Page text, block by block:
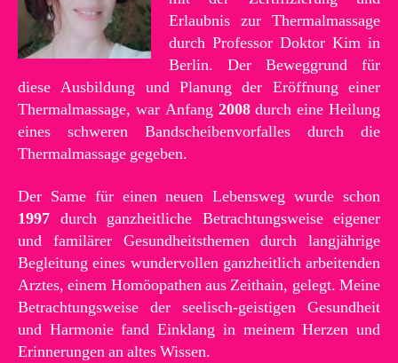
Erlaubnis zur Thermalmassage
durch Professor Doktor Kim in
Berlin. Der Beweggrund für
diese Ausbildung und Planung der Eröffnung einer
Thermalmassage, war Anfang 2008durch eine Heilung
eines schweren Bandscheibenvorfalles durch die
Thermalmassage gegeben.
Der Same für einen neuen Lebensweg wurde schon
1997 durch ganzheitliche Betrachtungsweise eigener
und familärer Gesundheitsthemen durch langjährige
Begleitung eines wundervollen ganzheitlich arbeitenden
Arztes, einem Homöopathen aus Zeithain, gelegt. Meine
Betrachtungsweise der seelisch-geistigen Gesundheit
und Harmonie fand Einklang in meinem Herzen und
Erinnerungen an altes Wissen.